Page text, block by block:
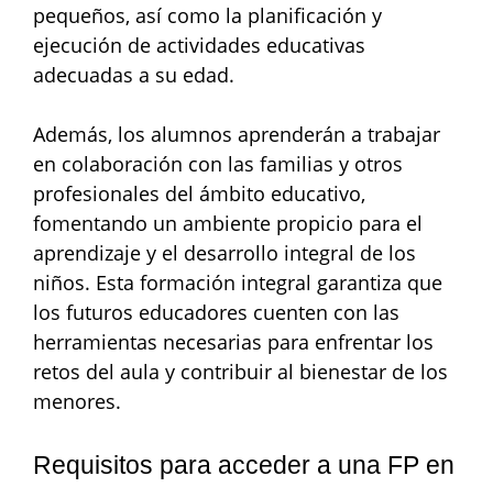
pequeños, así como la planificación y
ejecución de actividades educativas
adecuadas a su edad.
Además, los alumnos aprenderán a trabajar
en colaboración con las familias y otros
profesionales del ámbito educativo,
fomentando un ambiente propicio para el
aprendizaje y el desarrollo integral de los
niños. Esta formación integral garantiza que
los futuros educadores cuenten con las
herramientas necesarias para enfrentar los
retos del aula y contribuir al bienestar de los
menores.
Requisitos para acceder a una FP en